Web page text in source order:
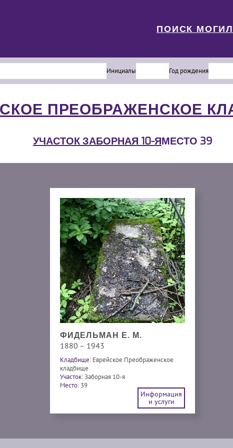
ПОИСК
Инициалы Год рождения
ПРЕОБРАЖЕНСКОЕ
УЧАСТОК ЗАБОРНАЯ 10-ЯМЕСТО 39
ФИДЕЛЬМАН Е. М.
1880 – 1943
Кладбище: Еврейское Преображенское
кладбище
Участок:Заборная 10-я
Место: 39
Информация
и услуги